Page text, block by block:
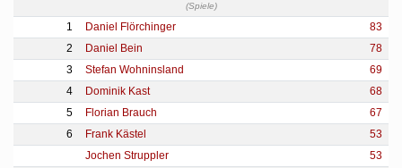
(Spiele)
1 Daniel Flörchinger
83
2
Daniel Bein
78
3
Stefan Wohninsland
69
4
Dominik Kast
68
5
Florian Brauch
67
6
Frank Kästel
53
Jochen Struppler
53